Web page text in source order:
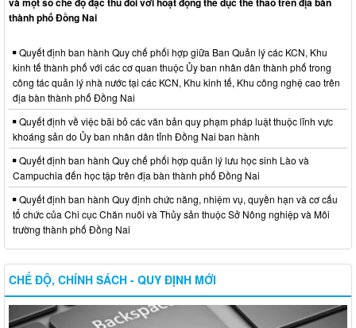
thành phố Đồng Nai
Quyết định ban hành Quy chế phối hợp giữa Ban Quản lý các KCN, Khu
kinh tế thành phố với các cơ quan thuộc Ủy ban nhân dân thành phố trong
công tác quản lý nhà nước tại các KCN, Khu kinh tế, Khu công nghệ cao trên
địa bàn thành phố Đồng Nai
Quyết định về việc bãi bỏ các văn bản quy phạm pháp luật thuộc lĩnh vực
khoáng sản do Ủy ban nhân dân tỉnh Đồng Nai ban hành
Quyết định ban hành Quy chế phối hợp quản lý lưu học sinh Lào và
Campuchia đến học tập trên địa bàn thành phố Đồng Nai
Quyết định ban hành Quy định chức năng, nhiệm vụ, quyền hạn và cơ cấu
tổ chức của Chi cục Chăn nuôi và Thủy sản thuộc Sở Nông nghiệp và Môi
trường thành phố Đồng Nai
CHẾ ĐỘ, CHÍNH SÁCH - QUY ĐỊNH MỚI